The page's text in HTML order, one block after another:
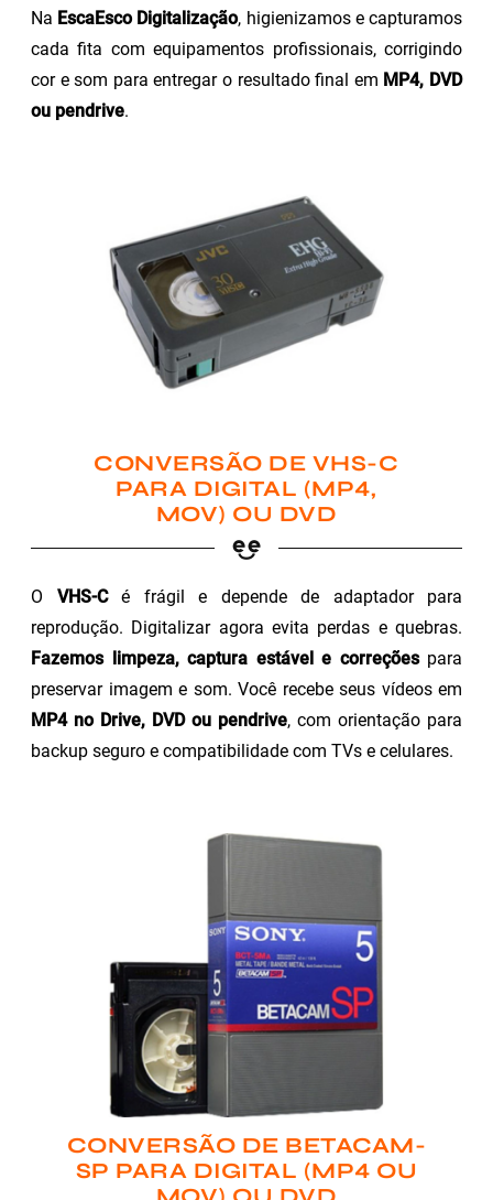
Na EscaEsco Digitalização, higienizamos e capturamos
cada fita com equipamentos profissionais, corrigindo
cor e som para entregar o resultado final em MP4, DVD
ou pendrive.
CONVERSÃO DE VHS-C
PARA DIGITAL (MP4,
MOV) OU DVD
O VHS-Cé frágil e depende de adaptador para
reprodução. Digitalizar agora evita perdas e quebras.
Fazemos limpeza, captura estável e correçõespara
preservar imagem e som. Você recebe seus vídeos em
MP4 no Drive, DVD ou pendrive, com orientação para
backup seguro e compatibilidade com TVs e celulares.
CONVERSÃO DE BETACAM-
SP PARA DIGITAL (MP4 OU